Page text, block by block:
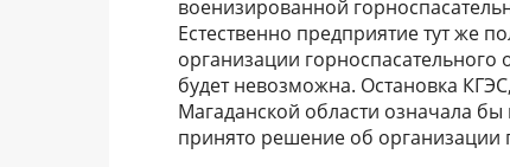
военизированной
Естественно предприятие тут же
организации
будет невозможна. Остановка
Магаданской области означала
принято решение об организации